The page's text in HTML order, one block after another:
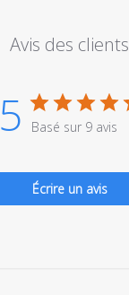
Avis des clients
5 Basé sur 9 avis
Écrire un avis